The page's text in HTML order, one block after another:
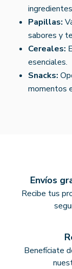
Papillas:
sabores y
Cereales:
esenciales.
Snacks:
momentos
Envíos
Recibe tus
Benefíciate